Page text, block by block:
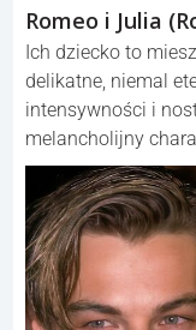
Romeo i Julia
Ich dziecko to
delikatne, niemal
intensywności i
melancholijny